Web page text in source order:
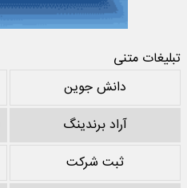
تبلیغات متنی
دانش جوین
آراد برندینگ
ثبت شرکت